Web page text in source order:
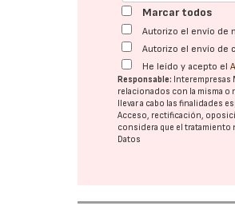
Marcar todos
Autorizo el envío de
Autorizo el envío de
He leído y acepto el
Responsable: Interempresas
relacionados con la misma o
llevar a cabo las finalidades
Acceso, rectificación,
considera que el tratamiento
Datos